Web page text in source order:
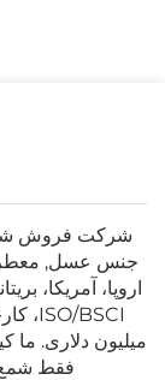
شرکت فروش شمع
جنس عسل, معطر,
اروپا، آمریکا،
میلیون دلاری.
فقط